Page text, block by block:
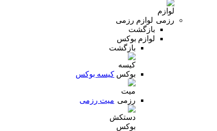
لوازم رزمی
بازگشت
لوازم بوکس
بازگشت
کیسه بوکس
میت رزمی